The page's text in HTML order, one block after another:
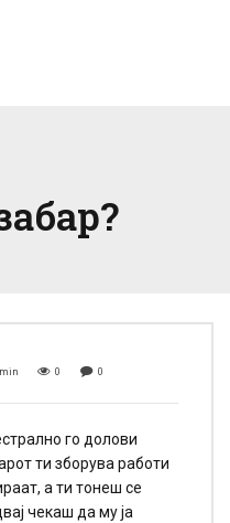
min 0 0
го долови
ти зборува работи
а ти тонеш се
чекаш да му ја